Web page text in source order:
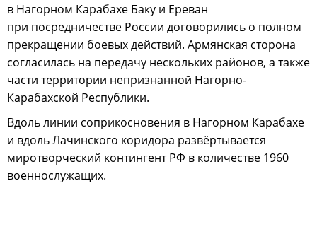
в Нагорном Карабахе Баку и Ереван
при посредничестве России договорились о полном
прекращении боевых действий. Армянская сторона
согласилась на передачу нескольких районов, а также
части территории непризнанной Нагорно-
Карабахской Республики.
Вдоль линии соприкосновения в Нагорном Карабахе
и вдоль Лачинского коридора развёртывается
миротворческий контингент РФ в количестве 1960
военнослужащих.